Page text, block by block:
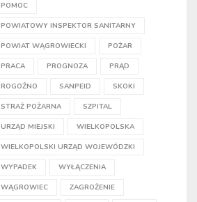
POMOC
POWIATOWY INSPEKTOR SANITARNY
POWIAT WĄGROWIECKI POŻAR
PRACA PROGNOZA PRĄD
ROGOŹNO SANPEID SKOKI
STRAŻ POŻARNA SZPITAL
URZĄD MIEJSKI WIELKOPOLSKA
WIELKOPOLSKI URZĄD WOJEWÓDZKI
WYPADEK WYŁĄCZENIA
WĄGROWIEC ZAGROŻENIE